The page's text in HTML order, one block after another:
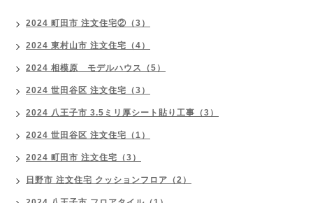
2024 町田市 注文住宅②（3）
2024 東村山市 注文住宅（4）
2024 相模原 モデルハウス（5）
2024 世田谷区 注文住宅（3）
2024 八王子市 3.5ミリ厚シート貼り工事（3）
2024 世田谷区 注文住宅（1）
2024 町田市 注文住宅（3）
日野市 注文住宅 クッションフロア（2）